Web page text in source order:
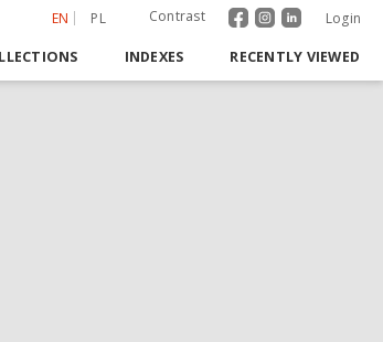
EN PL Contrast Login
INDEXES RECENTLY VIEWED